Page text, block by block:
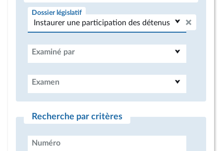
Dossier législatif
Examiné par
Examen
Recherche par critères
Numéro